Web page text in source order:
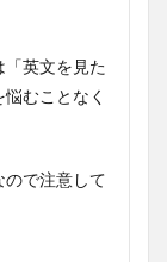
「英文を見た
むことなく
ので注意して